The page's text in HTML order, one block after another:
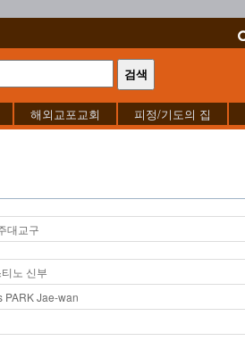
해외교포교회 피정/기도의 집
대교구
노 신부
PARK Jae-wan